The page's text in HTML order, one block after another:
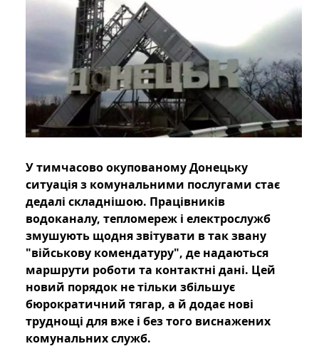
У тимчасово окупованому Донецьку
ситуація з комунальними послугами стає
дедалі складнішою. Працівників
водоканалу, тепломереж і електрослужб
змушують щодня звітувати в так звану
"військову комендатуру", де надаються
маршрути роботи та контактні дані. Цей
новий порядок не тільки збільшує
бюрократичний тягар, а й додає нові
труднощі для вже і без того виснажених
комунальних служб.